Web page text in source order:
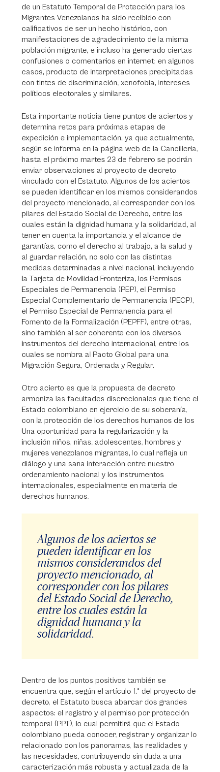
de un Estatuto Temporal de Protección para los
Migrantes Venezolanos ha sido recibido con
calificativos de ser un hecho histórico, con
manifestaciones de agradecimiento de la misma
población migrante, e incluso ha generado ciertas
confusiones o comentarios en internet; en algunos
casos, producto de interpretaciones precipitadas
con tintes de discriminación, xenofobia, intereses
políticos electorales y similares.
Esta importante noticia tiene puntos de aciertos y
determina retos para próximas etapas de
expedición e implementación, ya que actualmente,
según se informa en la página web de la Cancillería,
hasta el próximo martes 23 de febrero se podrán
enviar observaciones al proyecto de decreto
vinculado con el Estatuto. Algunos de los aciertos
se pueden identificar en los mismos considerandos
del proyecto mencionado, al corresponder con los
pilares del Estado Social de Derecho, entre los
cuales están la dignidad humana y la solidaridad, al
tener en cuenta la importancia y el alcance de
garantías, como el derecho al trabajo, a la salud y
al guardar relación, no solo con las distintas
medidas determinadas a nivel nacional, incluyendo
la Tarjeta de Movilidad Fronteriza, los Permisos
Especiales de Permanencia (PEP), el Permiso
Especial Complementario de Permanencia (PECP),
el Permiso Especial de Permanencia para el
Fomento de la Formalización (PEPFF), entre otras,
sino también al ser coherente con los diversos
instrumentos del derecho internacional, entre los
cuales se nombra al Pacto Global para una
Migración Segura, Ordenada y Regular.
Otro acierto es que la propuesta de decreto
armoniza las facultades discrecionales que tiene el
Estado colombiano en ejercicio de su soberanía,
con la protección de los derechos humanos de los
Una oportunidad para la regularización y la
inclusión niños, niñas, adolescentes, hombres y
mujeres venezolanos migrantes, lo cual refleja un
diálogo y una sana interacción entre nuestro
ordenamiento nacional y los instrumentos
internacionales, especialmente en materia de
derechos humanos.
Algunos de los aciertos se
pueden identificar en los
mismos considerandos del
proyecto mencionado, al
corresponder con los pilares
del Estado Social de Derecho,
entre los cuales están la
dignidad humana y la
solidaridad.
Dentro de los puntos positivos también se
encuentra que, según el artículo 1.° del proyecto de
decreto, el Estatuto busca abarcar dos grandes
aspectos: el registro y el permiso por protección
temporal (PPT), lo cual permitirá que el Estado
colombiano pueda conocer, registrar y organizar lo
relacionado con los panoramas, las realidades y
las necesidades, contribuyendo sin duda a una
caracterización más robusta y actualizada de la